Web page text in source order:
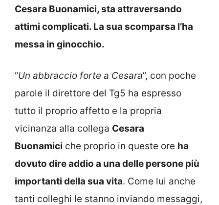
Cesara Buonamici, sta attraversando
attimi complicati. La sua scomparsa l’ha
messa in ginocchio.
“Un abbraccio forte a Cesara”, con poche
parole il direttore del Tg5 ha espresso
tutto il proprio affetto e la propria
vicinanza alla collega Cesara
Buonamici che proprio in queste ore ha
dovuto dire addio a una delle persone più
importanti della sua vita. Come lui anche
tanti colleghi le stanno inviando messaggi,